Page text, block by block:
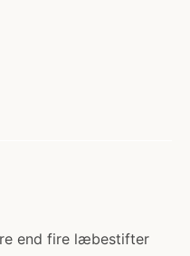
end fire læbestifter